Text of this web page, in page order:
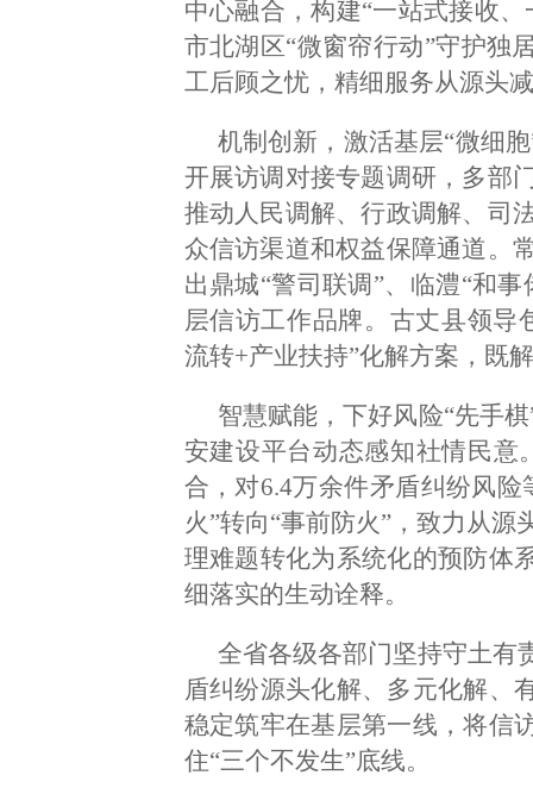
中心融合，构建“一站式接收
市北湖区“微窗帘行动”守护独
工后顾之忧，精细服务从源头
机制创新，激活基层“微细
开展访调对接专题调研，多部
推动人民调解、行政调解、司
众信访渠道和权益保障通道。
出鼎城“警司联调”、临澧“和
层信访工作品牌。古丈县领导
流转+产业扶持”化解方案，既
智慧赋能，下好风险“先手
安建设平台动态感知社情民意
合，对6.4万余件矛盾纠纷风
火”转向“事前防火”，致力从
理难题转化为系统化的预防体
细落实的生动诠释。
全省各级各部门坚持守土有
盾纠纷源头化解、多元化解、
稳定筑牢在基层第一线，将信
住“三个不发生”底线。